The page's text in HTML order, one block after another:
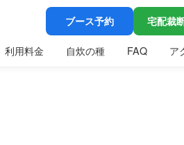
ブース予約 宅配裁
利用料金 自炊の種 FAQ ア